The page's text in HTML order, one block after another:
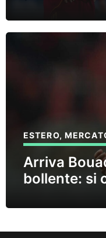
ESTERO,
Arriva
bollente: si